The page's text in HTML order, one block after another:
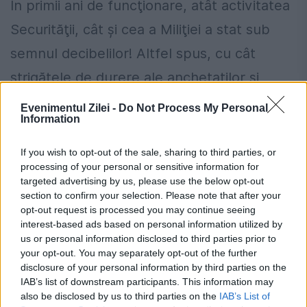
Evenimentul Zilei - Do Not Process My Personal
Information
If you wish to opt-out of the sale, sharing to third parties, or
processing of your personal or sensitive information for
targeted advertising by us, please use the below opt-out
section to confirm your selection. Please note that after your
opt-out request is processed you may continue seeing
interest-based ads based on personal information utilized by
us or personal information disclosed to third parties prior to
your opt-out. You may separately opt-out of the further
disclosure of your personal information by third parties on the
IAB’s list of downstream participants. This information may
also be disclosed by us to third parties on the IAB’s List of
În primii ani de funcţionare, atât activitatea
Securităţii, cât şi cea a Miliţiei a stat sub
semnul decibelilor! Altfel spus, cu cât
strigătele de durere ale anchetaţilor şi
ordinele răstite...
ISTORIA SECURITĂȚII. De la decibeli, la
biţi. Informatizarea activităţii
Ministerului de Interne
6 APRILIE 2018